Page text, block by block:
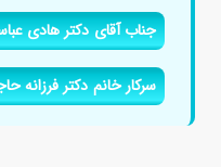
جناب آقای دکتر هادی
سرکار خانم دکتر فرزانه